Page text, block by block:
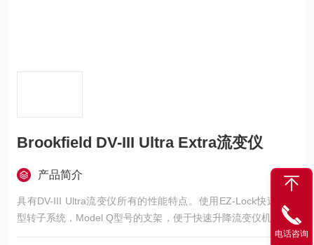
Brookfield DV-III Ultra Extra流变仪
产品简介
具有DV-III Ultra流变仪所有的性能特点。使用EZ-Lock快速连接
型转子系统，Model Q型号的支架，便于快速升降流变仪机头，B
all Bearing滚珠轴承系统，使得仪器更坚固耐用。可以解决因使
电话咨询